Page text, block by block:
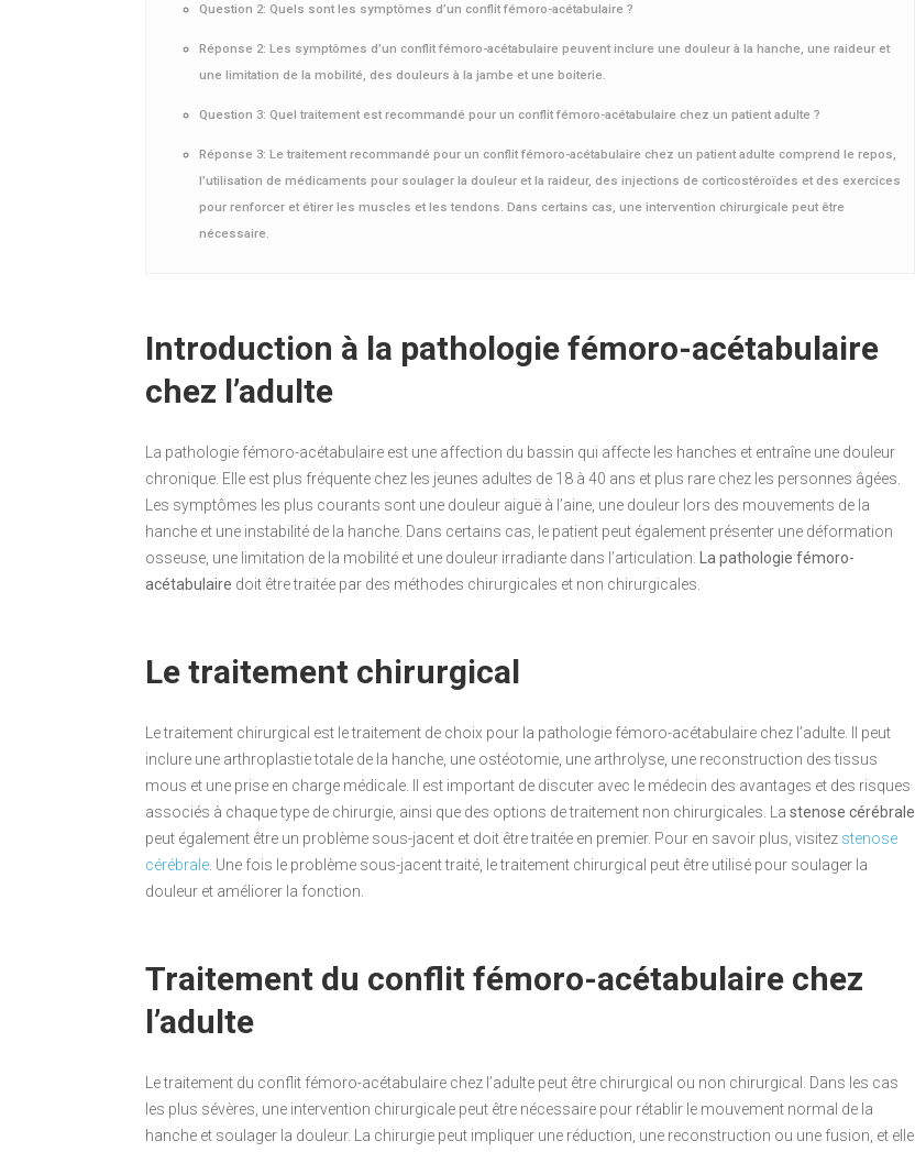
Question 2: Quels sont les symptômes d’un conflit fémoro-acétabulaire ?
Réponse 2: Les symptômes d’un conflit fémoro-acétabulaire peuvent inclure une douleur à la hanche, une raideur et
une limitation de la mobilité, des douleurs à la jambe et une boiterie.
Question 3: Quel traitement est recommandé pour un conflit fémoro-acétabulaire chez un patient adulte ?
Réponse 3: Le traitement recommandé pour un conflit fémoro-acétabulaire chez un patient adulte comprend le repos,
l’utilisation de médicaments pour soulager la douleur et la raideur, des injections de corticostéroïdes et des exercices
pour renforcer et étirer les muscles et les tendons. Dans certains cas, une intervention chirurgicale peut être
nécessaire.
Introduction à la pathologie fémoro-acétabulaire
chez l’adulte
La pathologie fémoro-acétabulaire est une affection du bassin qui affecte les hanches et entraîne une douleur
chronique. Elle est plus fréquente chez les jeunes adultes de 18 à 40 ans et plus rare chez les personnes âgées.
Les symptômes les plus courants sont une douleur aiguë à l’aine, une douleur lors des mouvements de la
hanche et une instabilité de la hanche. Dans certains cas, le patient peut également présenter une déformation
osseuse, une limitation de la mobilité et une douleur irradiante dans l’articulation. La pathologie fémoro-
acétabulaire doit être traitée par des méthodes chirurgicales et non chirurgicales.
Le traitement chirurgical
Le traitement chirurgical est le traitement de choix pour la pathologie fémoro-acétabulaire chez l’adulte. Il peut
inclure une arthroplastie totale de la hanche, une ostéotomie, une arthrolyse, une reconstruction des tissus
mous et une prise en charge médicale. Il est important de discuter avec le médecin des avantages et des risques
associés à chaque type de chirurgie, ainsi que des options de traitement non chirurgicales. La stenose cérébrale
peut également être un problème sous-jacent et doit être traitée en premier. Pour en savoir plus, visitez stenose
cérébrale. Une fois le problème sous-jacent traité, le traitement chirurgical peut être utilisé pour soulager la
douleur et améliorer la fonction.
Traitement du conflit fémoro-acétabulaire chez
l’adulte
Le traitement du conflit fémoro-acétabulaire chez l’adulte peut être chirurgical ou non chirurgical. Dans les cas
les plus sévères, une intervention chirurgicale peut être nécessaire pour rétablir le mouvement normal de la
hanche et soulager la douleur. La chirurgie peut impliquer une réduction, une reconstruction ou une fusion, et elle